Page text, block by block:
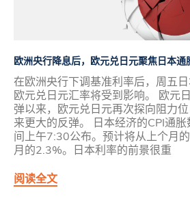
欧洲央行降息后，欧元兑日元聚焦日本通
在欧洲央行下调基准利率后，周五日
欧元兑日元汇率将受到影响。 欧元
弹以来，欧元兑日元再次探向阻力
来更大的反弹。 日本经济的CPI通
间上午7:30公布。预计将从上个月
月的2.3%。日本利率的前景很重
阅读全文